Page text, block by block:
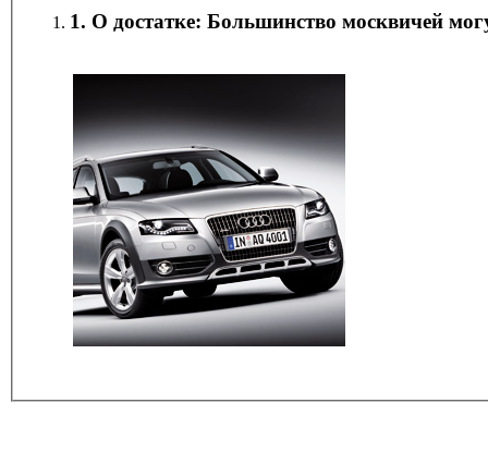
1. О достатке: Большинство москвичей